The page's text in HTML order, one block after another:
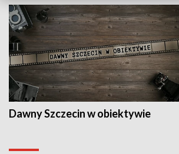
Dawny Szczecin w obiektywie